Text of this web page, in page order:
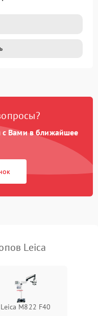
с Вами в ближайшее
Leica
Leica M822 F40